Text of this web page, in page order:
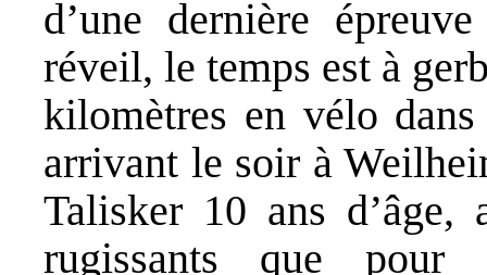
d’une dernière
réveil, le temps est à
kilomètres en vélo
arrivant le soir à
Talisker 10 ans
rugissants que pour